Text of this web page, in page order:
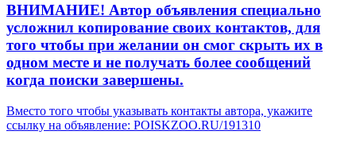
ВНИМАНИЕ! Автор объявления специально
усложнил копирование своих контактов, для
того чтобы при желании он смог скрыть их в
одном месте и не получать более сообщений
когда поиски завершены.
Вместо того чтобы указывать контакты автора, укажите
ссылку на объявление: POISKZOO.RU/191310